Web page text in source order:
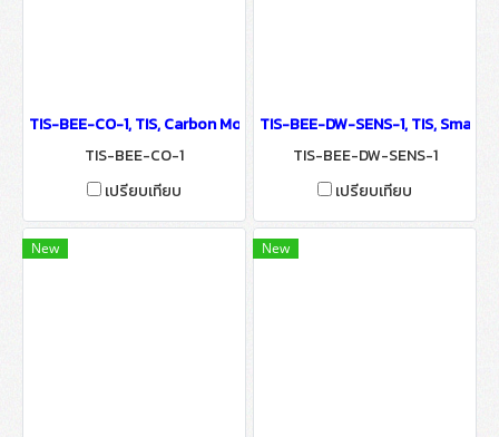
TIS-BEE-CO-1, TIS, Carbon Monoxide Detector - IoT Smart
TIS-BEE-CO-1
เปรียบเทียบ
TIS-BEE-DW-SENS-1, TIS,
TIS-BEE-DW-SENS-1
เปรียบเทียบ
New New